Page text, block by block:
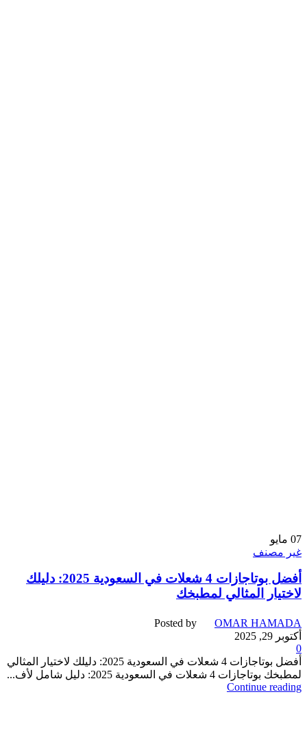
07 مايو
غير مصنف
أفضل بوتاجازات 4 شعلات في السعودية 2025: دليلك
لاختيار المثالي لمطبخك
Posted by
OMAR HAMADA
أكتوبر 29, 2025
0
أفضل بوتاجازات 4 شعلات في السعودية 2025: دليلك لاختيار المثالي
لمطبخك بوتاجازات 4 شعلات في السعودية 2025: دليل شامل لأف...
Continue reading